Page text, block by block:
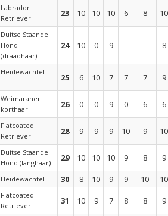
Labrador
Retriever
23 10 10 10 6 8
10
Duitse Staande
Hond
(draadhaar)
24 10 0 9 - - 8
Heidewachtel
25 6 10 7 7 7
9
Weimaraner
korthaar
26 0 0 9 0 6
6
Flatcoated
Retriever
28 9 9 9 10 9
10
Duitse Staande
Hond (langhaar)
29 10 10 10 9 8
9
Heidewachtel 30 8 10 9 9 10
10
Flatcoated
Retriever
31 10 9 7 8 8
9